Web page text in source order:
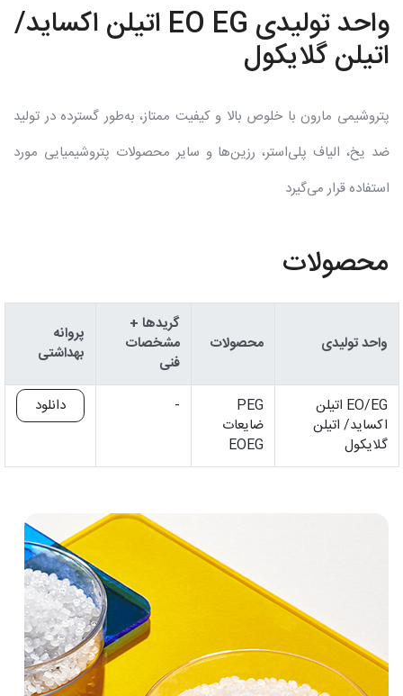
واحد تولیدی EO EG اتیلن اکساید/
اتیلن گلایکول
پتروشیمی مارون با خلوص بالا و کیفیت ممتاز، به‌طور گسترده در تولید
ضد یخ، الیاف پلی‌استر، رزین‌ها و سایر محصولات پتروشیمیایی مورد
استفاده قرار می‌گیرد
محصولات
واحد تولیدی محصولات
گریدها +
مشخصات
فنی
پروانه
بهداشتی
EO/EG اتیلن
اکساید/ اتیلن
گلایکول
PEG
ضایعات
EOEG
- دانلود